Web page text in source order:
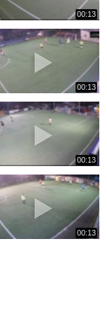
00:13
00:13
00:13
00:13